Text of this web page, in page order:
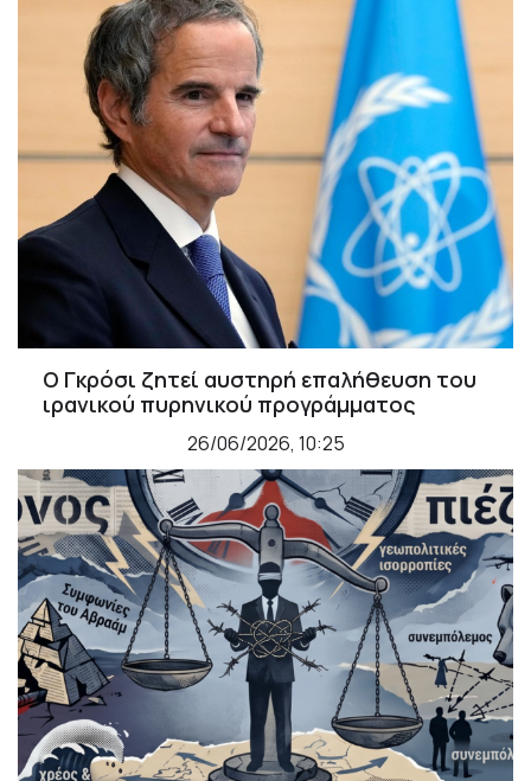
Ο Γκρόσι ζητεί αυστηρή επαλήθευση του
ιρανικού πυρηνικού προγράμματος
26/06/2026, 10:25